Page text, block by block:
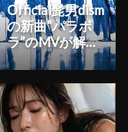
Official髭男dism
の新曲“パラボ
ラ”のMVが解
禁！ファン必見
の貴重なツ...